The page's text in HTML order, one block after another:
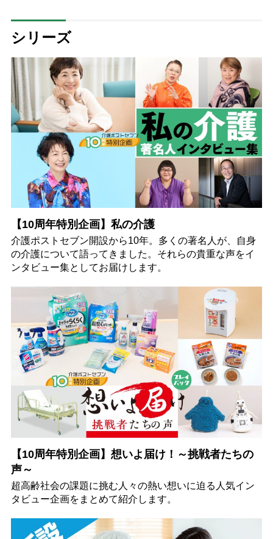
シリーズ
【10周年特別企画】私の介護
介護ポストセブン開設から10年。多くの著名人が、自身
の介護について語ってきました。それらの貴重な声をイ
ンタビュー集としてお届けします。
【10周年特別企画】想いよ届け！～挑戦者たちの
声～
超高齢社会の課題に挑む人々の熱い想いに迫る人気イン
タビュー企画をまとめて紹介します。